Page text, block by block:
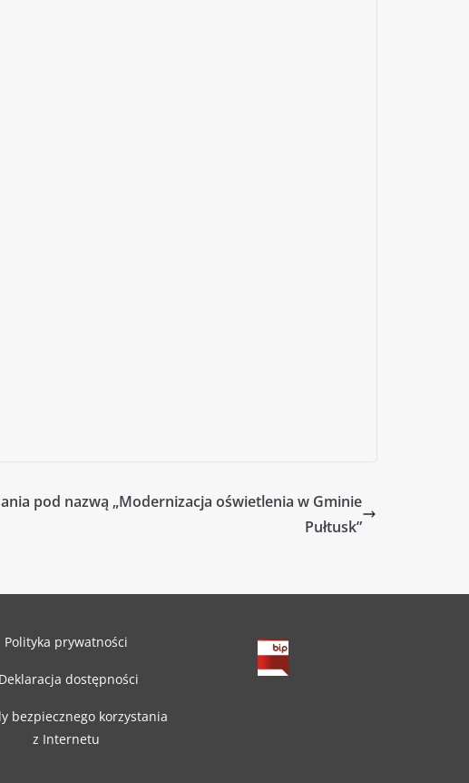
pod nazwą „Modernizacja oświetlenia w Gminie
Pułtusk”
Polityka prywatności
Deklaracja dostępności
bezpiecznego korzystania
z Internetu